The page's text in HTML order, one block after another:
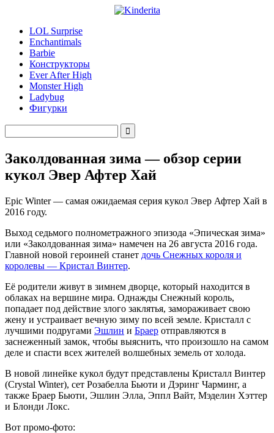
LOL Surprise
Enchantimals
Barbie
Конструкторы
Ever After High
Monster High
Ladybug
Фигурки
Заколдованная зима — обзор серии
кукол Эвер Афтер Хай
Epic Winter — самая ожидаемая серия кукол Эвер Афтер Хай в
2016 году.
Выход седьмого полнометражного эпизода «Эпическая зима»
или «Заколдованная зима» намечен на 26 августа 2016 года.
Главной новой героиней станет дочь Снежных короля и
королевы — Кристал Винтер.
Её родители живут в зимнем дворце, который находится в
облаках на вершине мира. Однажды Снежный король,
попадает под действие злого заклятья, замораживает свою
жену и устраивает вечную зиму по всей земле. Кристалл с
лучшими подругами Эшлин и Браер отправляются в
заснеженный замок, чтобы выяснить, что произошло на самом
деле и спасти всех жителей волшебных земель от холода.
В новой линейке кукол будут представлены Кристалл Винтер
(Crystal Winter), сет Розабелла Бьюти и Дэринг Чарминг, а
также Браер Бьюти, Эшлин Элла, Эппл Вайт, Мэделин Хэттер
и Блонди Локс.
Вот промо-фото: